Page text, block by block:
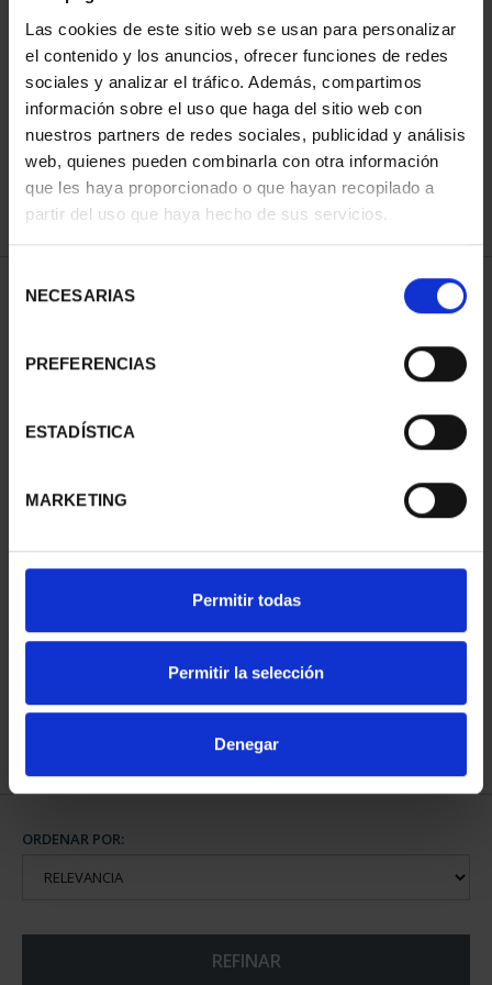
Las cookies de este sitio web se usan para personalizar
el contenido y los anuncios, ofrecer funciones de redes
sociales y analizar el tráfico. Además, compartimos
información sobre el uso que haga del sitio web con
nuestros partners de redes sociales, publicidad y análisis
web, quienes pueden combinarla con otra información
que les haya proporcionado o que hayan recopilado a
partir del uso que haya hecho de sus servicios.
NECESARIAS
PREFERENCIAS
ESTADÍSTICA
MARKETING
Permitir todas
Permitir la selección
Denegar
ORDENAR POR:
REFINAR
1 Productos encontrados
ESCORIAL
ORDENAR POR:
REFINAR